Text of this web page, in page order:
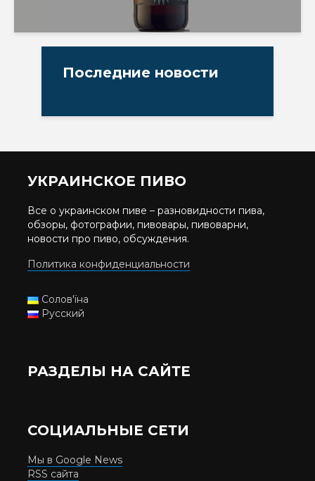
Последние новости
УКРАИНСКОЕ ПИВО
Все о украинском пиве – разновидности пива,
обзоры, фотографии, пивовары, пивоварни,
новости про пиво, обсуждения.
Политика конфиденциальности
Солов'їна
Русский
РАЗДЕЛЫ НА САЙТЕ
СОЦИАЛЬНЫЕ СЕТИ
Мы в Google News
RSS сайта